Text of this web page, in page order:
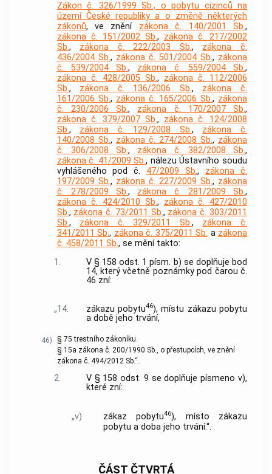
Zákon č. 326/1999 Sb., o pobytu cizinců na
území České republiky a o změně některých
zákonů, ve znění zákona č. 140/2001 Sb.,
zákona č. 151/2002 Sb., zákona č. 217/2002
Sb., zákona č. 222/2003 Sb., zákona č.
436/2004 Sb., zákona č. 501/2004 Sb., zákona
č. 539/2004 Sb., zákona č. 559/2004 Sb.,
zákona č. 428/2005 Sb., zákona č. 112/2006
Sb., zákona č. 136/2006 Sb., zákona č.
161/2006 Sb., zákona č. 165/2006 Sb., zákona
č. 230/2006 Sb., zákona č. 170/2007 Sb.,
zákona č. 379/2007 Sb., zákona č. 124/2008
Sb., zákona č. 129/2008 Sb., zákona č.
140/2008 Sb., zákona č. 274/2008 Sb., zákona
č. 306/2008 Sb., zákona č. 382/2008 Sb.,
zákona č. 41/2009 Sb., nálezu Ústavního soudu
vyhlášeného pod č. 47/2009 Sb., zákona č.
197/2009 Sb., zákona č. 227/2009 Sb., zákona
č. 278/2009 Sb., zákona č. 281/2009 Sb.,
zákona č. 424/2010 Sb., zákona č. 427/2010
Sb., zákona č. 73/2011 Sb., zákona č. 303/2011
Sb., zákona č. 329/2011 Sb., zákona č.
341/2011 Sb., zákona č. 375/2011 Sb. a zákona
č. 458/2011 Sb., se mění takto:
1.
V § 158 odst. 1 písm. b) se doplňuje bod
14, který včetně poznámky pod čarou č.
46 zní:
„14. zákazu pobytu46), místu zákazu pobytu
a době jeho trvání,
46)
§ 75 trestního zákoníku.
§ 15a zákona č. 200/1990 Sb., o přestupcích, ve znění
zákona č. 494/2012 Sb.“.
2.
V § 158 odst. 9 se doplňuje písmeno v),
které zní:
„v) zákaz pobytu46), místo zákazu
pobytu a doba jeho trvání.“.
ČÁST ČTVRTÁ